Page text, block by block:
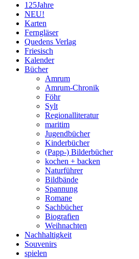
125Jahre
NEU!
Karten
Ferngläser
Quedens Verlag
Friesisch
Kalender
Bücher
Amrum
Amrum-Chronik
Föhr
Sylt
Regionalliteratur
maritim
Jugendbücher
Kinderbücher
(Papp-) Bilderbücher
kochen + backen
Naturführer
Bildbände
Spannung
Romane
Sachbücher
Biografien
Weihnachten
Nachhaltigkeit
Souvenirs
spielen